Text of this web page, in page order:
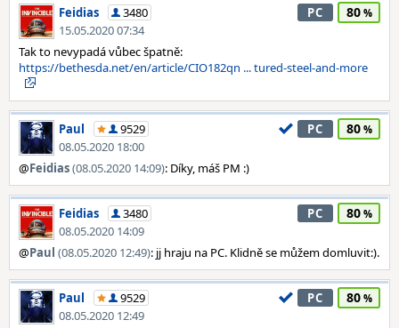
Feidias
3480
15.05.2020 07:34
PC 80
Tak to nevypadá vůbec špatně:
https://bethesda.net/en/article/CIO182qn ... tured-steel-and-more
Paul
9529
08.05.2020 18:00
PC 80
@Feidias(08.05.2020 14:09): Díky, máš PM :)
Feidias
3480
08.05.2020 14:09
PC 80
@Paul (08.05.2020 12:49): jj hraju na PC. Klidně se můžem domluvit:).
Paul
9529
08.05.2020 12:49
PC 80